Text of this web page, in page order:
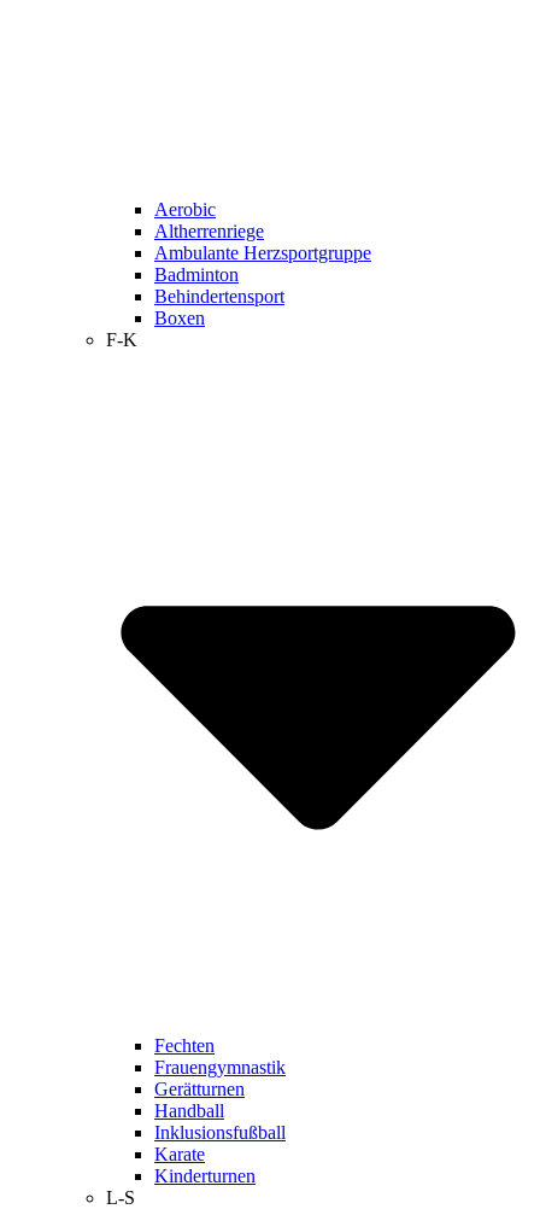
Aerobic
Altherrenriege
Ambulante Herzsportgruppe
Badminton
Behindertensport
Boxen
F-K
Fechten
Frauengymnastik
Gerätturnen
Handball
Inklusionsfußball
Karate
Kinderturnen
L-S